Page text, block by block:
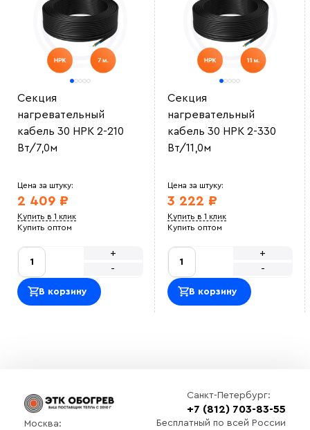
Секция
нагревательный
кабель 30 НРК 2-210
Вт/7,0м
Цена за штуку:
2 409 ₽
Купить в 1 клик
Купить оптом
-
+
В корзину
Секция
нагревательный
кабель 30 НРК 2-330
Вт/11,0м
Цена за штуку:
3 222 ₽
Купить в 1 клик
Купить оптом
-
+
В корзину
Санкт-Петербург:
+7 (812) 703-83-55
Москва: Бесплатный по всей России